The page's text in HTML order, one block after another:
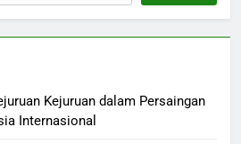
Kejuruan dalam Persaingan
Internasional